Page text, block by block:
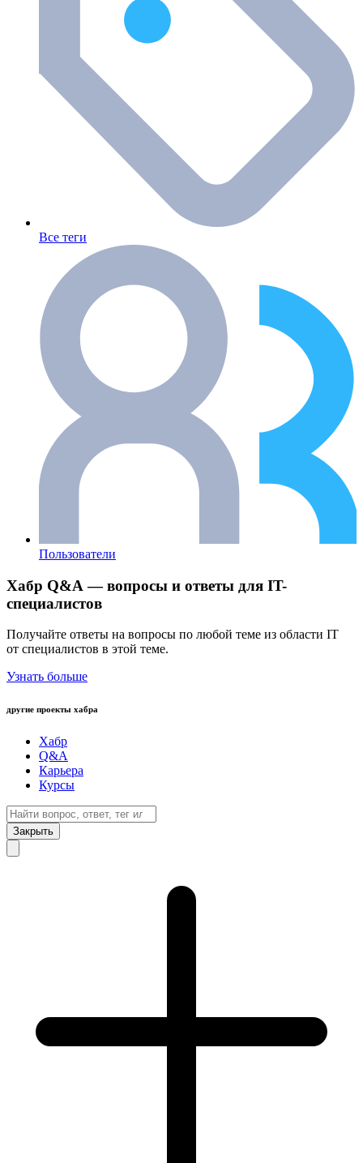
Все теги
Пользователи
Хабр Q&A — вопросы и ответы для IT-
специалистов
Получайте ответы на вопросы по любой теме из области IT
от специалистов в этой теме.
Узнать больше
другие проекты хабра
Хабр
Q&A
Карьера
Курсы
Закрыть